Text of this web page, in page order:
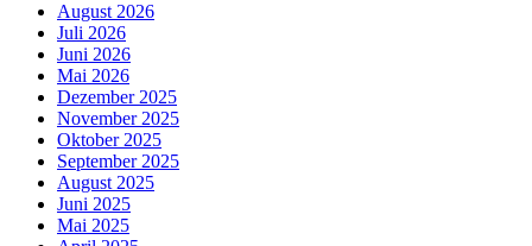
August 2026
Juli 2026
Juni 2026
Mai 2026
Dezember 2025
November 2025
Oktober 2025
September 2025
August 2025
Juni 2025
Mai 2025